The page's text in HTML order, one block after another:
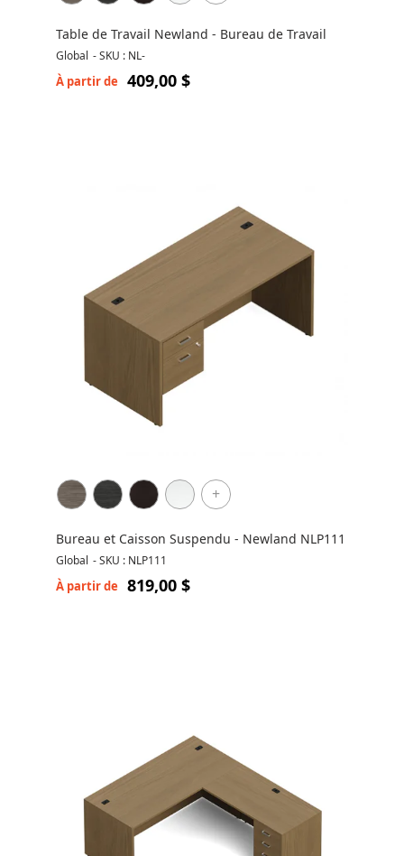
Table de Travail Newland - Bureau de Travail
Global -SKU : NL-
À partir de 409,00 $
+
Bureau et Caisson Suspendu - Newland NLP111
Global -SKU : NLP111
À partir de 819,00 $